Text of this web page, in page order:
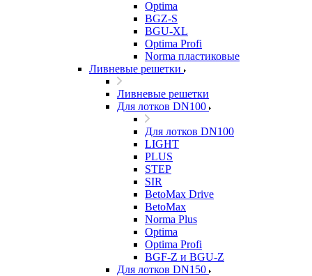
Optima
BGZ-S
BGU-XL
Optima Profi
Norma пластиковые
Ливневые решетки
Ливневые решетки
Для лотков DN100
Для лотков DN100
LIGHT
PLUS
STEP
SIR
BetoMax Drive
BetoMax
Norma Plus
Optima
Optima Profi
BGF-Z и BGU-Z
Для лотков DN150